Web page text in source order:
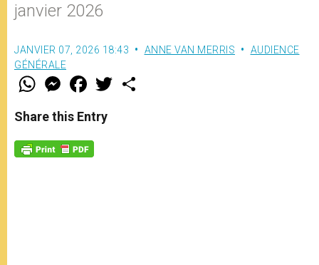
janvier 2026
JANVIER 07, 2026 18:43 ANNE VAN MERRIS
AUDIENCE
GÉNÉRALE
W
t
s
p
p
M
e
s
e
g
e
F
a
e
b
o
k
w
Share this Entry